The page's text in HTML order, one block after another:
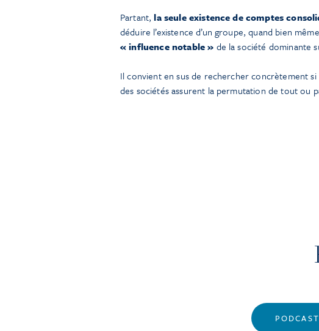
Partant,la seule existence de comptes
déduire l’existence d’un groupe, quand bien
« influence notable » de la société dominante
Il convient en sus de rechercher concrètement si
des sociétés assurent la permutation de tout ou